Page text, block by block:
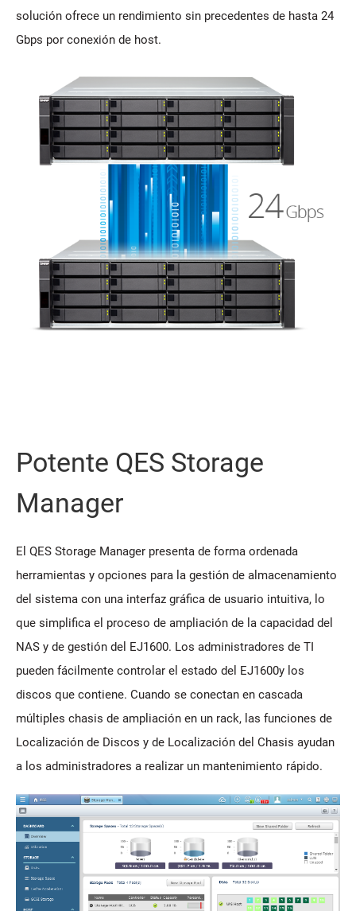
solución ofrece un rendimiento sin precedentes de hasta 24
Gbps por conexión de host.
Potente QES Storage
Manager
El QES Storage Manager presenta de forma ordenada
herramientas y opciones para la gestión de almacenamiento
del sistema con una interfaz gráfica de usuario intuitiva, lo
que simplifica el proceso de ampliación de la capacidad del
NAS y de gestión del EJ1600. Los administradores de TI
pueden fácilmente controlar el estado del EJ1600y los
discos que contiene. Cuando se conectan en cascada
múltiples chasis de ampliación en un rack, las funciones de
Localización de Discos y de Localización del Chasis ayudan
a los administradores a realizar un mantenimiento rápido.